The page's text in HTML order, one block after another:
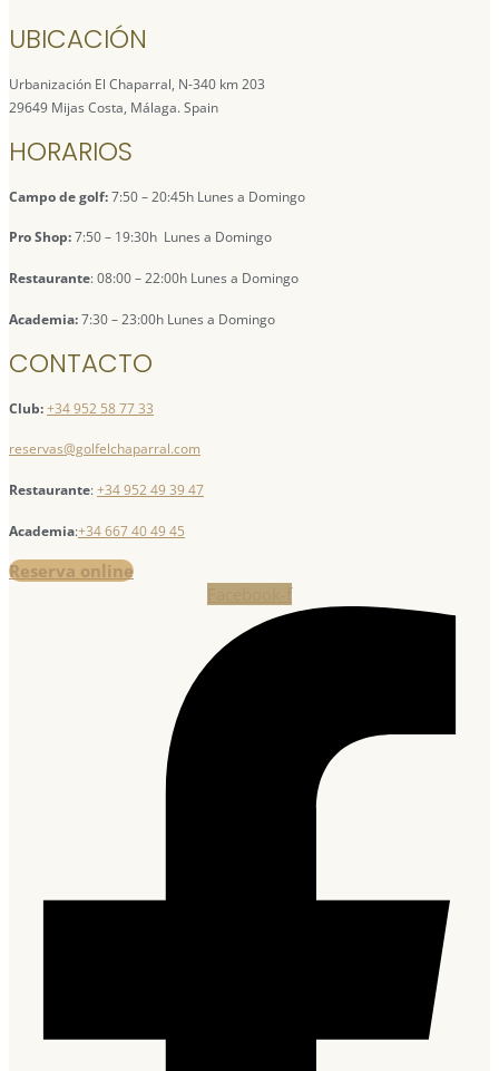
UBICACIÓN
Urbanización El Chaparral, N-340 km 203
29649 Mijas Costa, Málaga. Spain
HORARIOS
Campo de golf:7:50 – 20:45h Lunes a Domingo
Pro Shop:7:50 – 19:30h Lunes a Domingo
Restaurante: 08:00 – 22:00h Lunes a Domingo
Academia:7:30 – 23:00h Lunes a Domingo
CONTACTO
Club:+34 952 58 77 33
reservas@golfelchaparral.com
Restaurante:+34 952 49 39 47
Academia:+34 667 40 49 45
Reserva online